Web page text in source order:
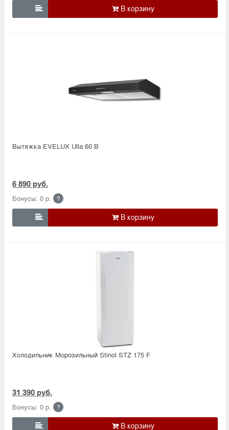

Вытяжка EVELUX Ulla 60 B
6 890 руб.
Бонусы: 0 р. ?

Холодильник Морозильный Stinol STZ 175 F
31 390 руб.
Бонусы: 0 р. ?
